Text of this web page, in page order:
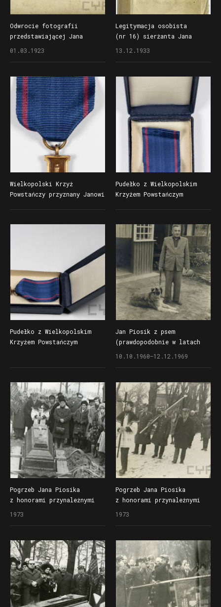
Odwrocie fotografii
przedstawiającej Jana
pamiątkową 14.
Wielkopolskiej Dywizji
Piechoty, na ramieniu
widoczne szewrony za służbę
frontową
01.03.1923
Legitymacja osobista
(nr 16) sierżanta Jana
13.12.1933
Wielkopolski Krzyż
Powstańczy przyznany Janowi
Pudełko z Wielkopolskim
Krzyżem Powstańczym
Pudełko z Wielkopolskim
Krzyżem Powstańczym
Jan Piosik z psem
(prawdopodobnie w latach
10.10.1960–12.12.1969
Pogrzeb Jana Piosika
z honorami przynależnymi
1973
Pogrzeb Jana Piosika
z honorami przynależnymi
1973